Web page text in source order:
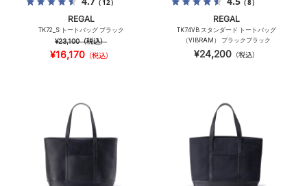
（12）
REGAL
TK72_S トートバッグ ブラック
¥23,100（税込）
¥16,170（税込）
（8）
REGAL
TK74VB スタンダード トートバッグ
（VIBRAM） ブラックブラック
¥24,200（税込）